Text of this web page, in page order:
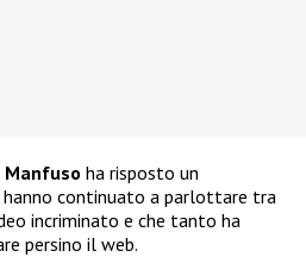
Manfuso ha risposto un
hanno continuato a parlottare tra
incriminato e che tanto ha
persino il web.